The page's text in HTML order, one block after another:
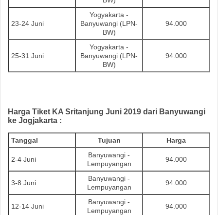
23-24 Juni
Yogyakarta -
Banyuwangi (LPN-
BW)
94.000
25-31 Juni
Yogyakarta -
Banyuwangi (LPN-
BW)
94.000
Harga Tiket KA Sritanjung Juni 2019 dari Banyuwangi
ke Jogjakarta :
Tanggal Tujuan Harga
2-4 Juni
Banyuwangi -
Lempuyangan
94.000
3-8 Juni
Banyuwangi -
Lempuyangan
94.000
12-14 Juni
Banyuwangi -
Lempuyangan
94.000